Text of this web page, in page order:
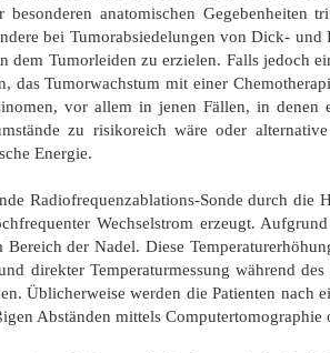
besonderen anatomischen
bei Tumorabsiedelungen von Dick-
dem Tumorleiden zu erzielen. Falls jedoch
Tumorwachstum mit einer
vor allem in jenen Fällen, in
zu risikoreich wäre oder
Energie.
Radiofrequenzablations-Sonde durch
Wechselstrom erzeugt.
der Nadel. Diese
direkter Temperaturmessung während
Üblicherweise werden die Patienten nach
Abständen mittels